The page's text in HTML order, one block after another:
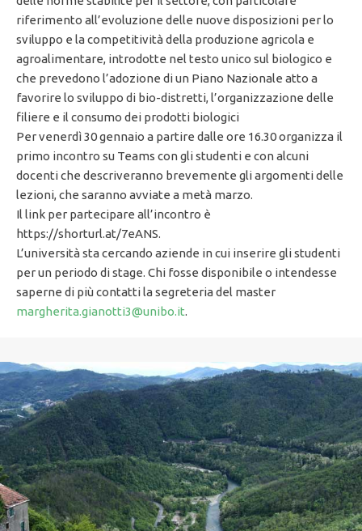
riferimento all’evoluzione delle nuove disposizioni per lo
sviluppo e la competitività della produzione agricola e
agroalimentare, introdotte nel testo unico sul biologico e
che prevedono l’adozione di un Piano Nazionale atto a
favorire lo sviluppo di bio-distretti, l’organizzazione delle
filiere e il consumo dei prodotti biologici
Per venerdì 30 gennaio a partire dalle ore 16.30 organizza il
primo incontro su Teams con gli studenti e con alcuni
docenti che descriveranno brevemente gli argomenti delle
lezioni, che saranno avviate a metà marzo.
Il link per partecipare all’incontro è
https://shorturl.at/7eANS.
L’università sta cercando aziende in cui inserire gli studenti
per un periodo di stage. Chi fosse disponibile o intendesse
saperne di più contatti la segreteria del master
margherita.gianotti3@unibo.it.